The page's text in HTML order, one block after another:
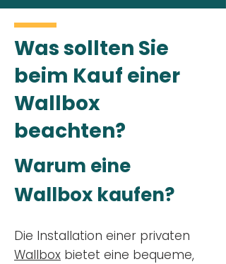
Was sollten Sie
beim Kauf einer
Wallbox
beachten?
Warum eine
Wallbox kaufen?
Die Installation einer privaten
Wallbox bietet eine bequeme,